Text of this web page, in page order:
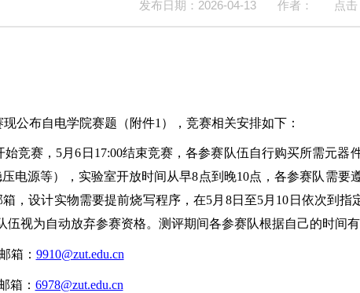
发布日期：2026-04-13 作者： 点击
公布自电学院赛题（附件1），竞赛相关安排如下：
始竞赛，5月6日17:00结束竞赛，各参赛队伍自行购买所需元
电源等），实验室开放时间从早8点到晚10点，各参赛队需
，设计实物需要提前烧写程序，在5月8日至5月10日依次到
伍视为自动放弃参赛资格。测评期间各参赛队根据自己的时间
箱： 9910@zut.edu.cn
箱： 6978@zut.edu.cn